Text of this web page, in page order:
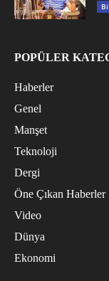
POPÜLER
Haberler
Genel
Manşet
Teknoloji
Dergi
Öne Çıkan Haberler
Video
Dünya
Ekonomi